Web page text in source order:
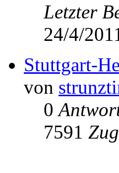
Letzter
24/4/
Stuttgart-
von
0
7591